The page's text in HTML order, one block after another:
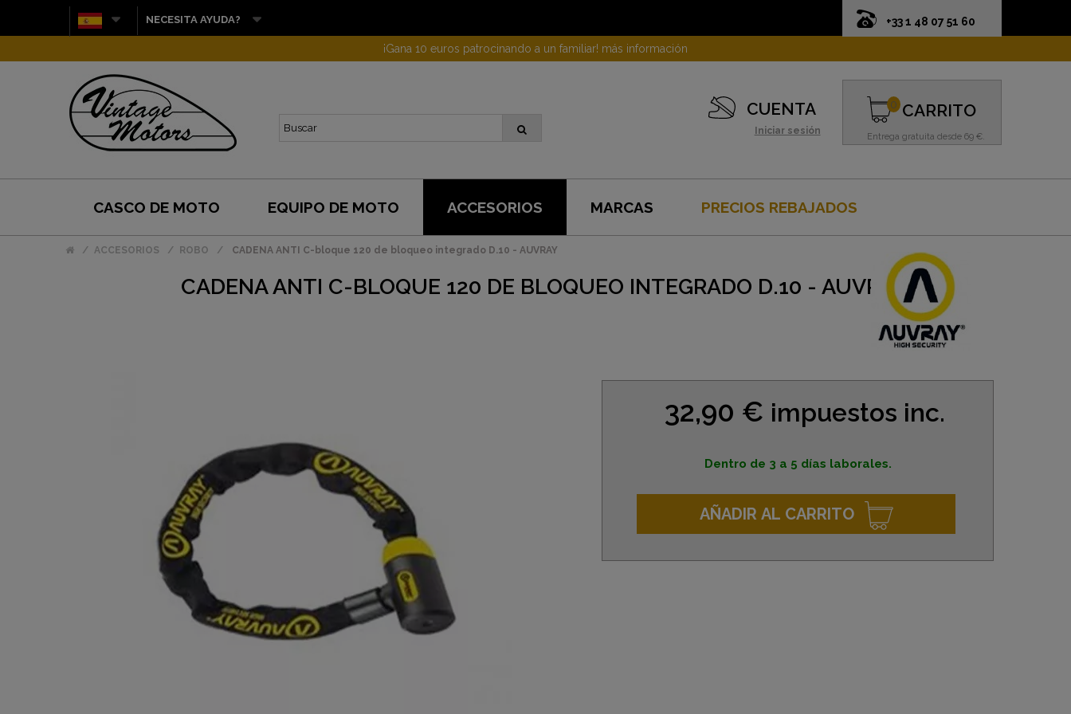
+33 1 48 07 51 60
NECESITA AYUDA?
¡Gana 10 euros patrocinando a un familiar! más información
CUENTA
Iniciar sesión
CARRITO
Entrega gratuita desde 69 €.
0
CASCO DE MOTO EQUIPO DE MOTO ACCESORIOS MARCAS PRECIOS REBAJADOS
ACCESORIOS ROBO CADENA ANTI C-bloque 120 de bloqueo integrado D.10 - AUVRAY
CADENA ANTI C-BLOQUE 120 DE BLOQUEO INTEGRADO D.10 - AUVRAY
32,90 € impuestos inc.
Dentro de 3 a 5 días laborales.
AÑADIR AL CARRITO